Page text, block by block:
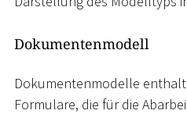
Dokumentenmodell
Dokumentenmodelle
Formulare, die für die